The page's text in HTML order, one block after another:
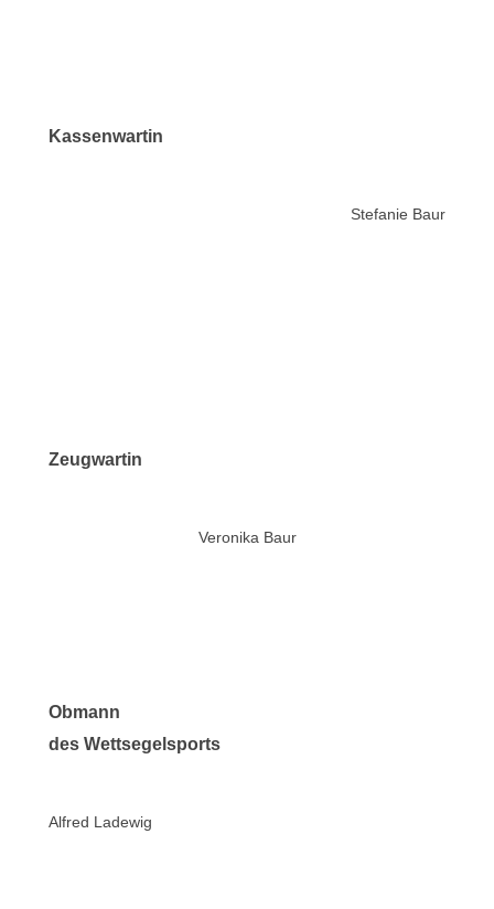
Kassenwartin
Stefanie Baur
Zeugwartin
Veronika Baur
Obmann
des Wettsegelsports
Alfred Ladewig